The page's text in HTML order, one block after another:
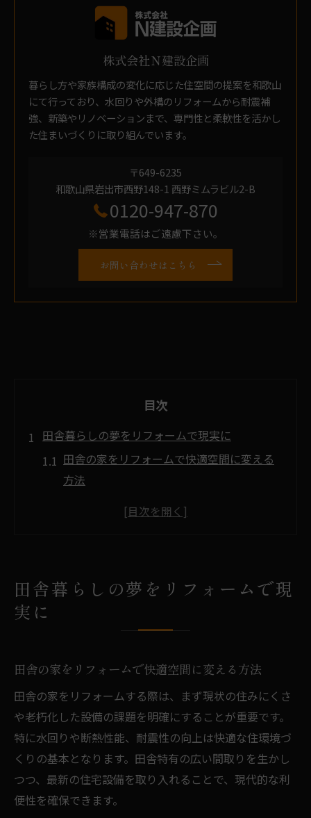
株式会社Ｎ建設企画
暮らし方や家族構成の変化に応じた住空間の提案を和歌山
にて行っており、水回りや外構のリフォームから耐震補
強、新築やリノベーションまで、専門性と柔軟性を活かし
た住まいづくりに取り組んでいます。
〒649-6235
和歌山県岩出市西野148-1 西野ミムラビル2-B
0120-947-870
※営業電話はご遠慮下さい。
お問い合わせはこちら
目次
田舎暮らしの夢をリフォームで現実に
田舎の家をリフォームで快適空間に変える
方法
リフォームで叶える田舎暮らしの理想と現
古民家リフォームで実現する憧れの田舎生
リフォーム予算計画で田舎暮らしを成功へ
古民家再生で叶える快適な田舎生活
古民家リフォームで得られる快適な田舎暮
らし体験
古民家再生リフォームの費用と手順を徹底
リフォームで古民家の資産価値と安全性を
田舎暮らしの夢をリフォームで現
実に
田舎の家をリフォームで快適空間に変える方法
田舎の家をリフォームする際は、まず現状の住みにくさ
や老朽化した設備の課題を明確にすることが重要です。
特に水回りや断熱性能、耐震性の向上は快適な住環境づ
くりの基本となります。田舎特有の広い間取りを生かし
つつ、最新の住宅設備を取り入れることで、現代的な利
便性を確保できます。